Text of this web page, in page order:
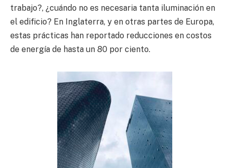
trabajo?, ¿cuándo no es necesaria tanta iluminación en
el edificio? En Inglaterra, y en otras partes de Europa,
estas prácticas han reportado reducciones en costos
de energía de hasta un 80 por ciento.